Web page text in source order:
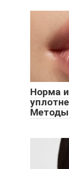
Норма
Методы